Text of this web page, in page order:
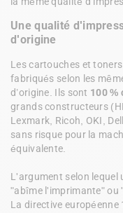
Une qualité
d'origine
Les cartouches et
fabriqués selon les
d’origine. Ils sont 100 %
grands constructeurs
Lexmark, Ricoh, OKI,
sans risque pour la
équivalente.
L'argument selon
"abîme l'imprimante" ou
La directive